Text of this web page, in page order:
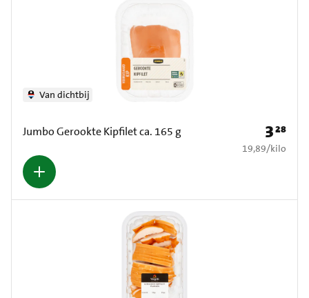
Jumbo Gerookte Kipfilet ca. 165 g
Van dichtbij
Prijs: €
328
€ 19,89 per kilo
19,89/kilo